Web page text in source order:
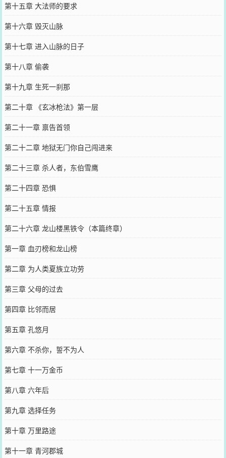
第十五章 大法师的要求
第十六章 毁灭山脉
第十七章 进入山脉的日子
第十八章 偷袭
第十九章 生死一刹那
第二十章 《玄冰枪法》第一层
第二十一章 禀告首领
第二十二章 地狱无门你自己闯进来
第二十三章 杀人者，东伯雪鹰
第二十四章 恐惧
第二十五章 情报
第二十六章 龙山楼黑铁令（本篇终章）
第一章 血刃榜和龙山榜
第二章 为人类夏族立功劳
第三章 父母的过去
第四章 比邻而居
第五章 孔悠月
第六章 不杀你，誓不为人
第七章 十一万金币
第八章 六年后
第九章 选择任务
第十章 万里路途
第十一章 青河郡城